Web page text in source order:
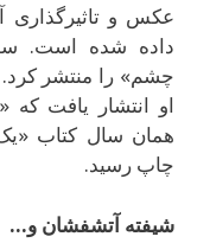
عکس و تاثيرگذارى
او انتشار يافت که
همان سال کتاب
چاپ رسيد.
شيفته آتشفشان و…